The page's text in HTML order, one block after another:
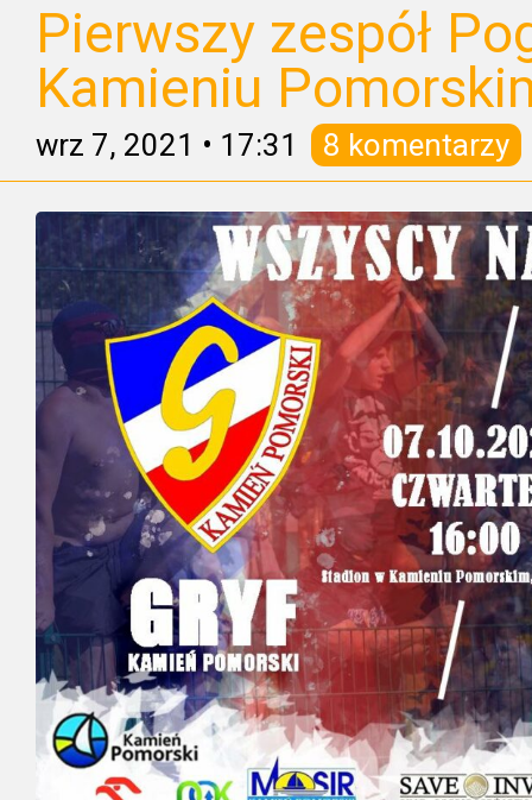
Pierwszy zespół
Kamieniu
wrz 7, 2021 • 17:31 8 komentarzy